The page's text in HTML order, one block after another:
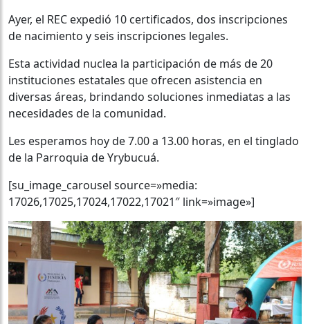
Ayer, el REC expedió 10 certificados, dos inscripciones
de nacimiento y seis inscripciones legales.
Esta actividad nuclea la participación de más de 20
instituciones estatales que ofrecen asistencia en
diversas áreas, brindando soluciones inmediatas a las
necesidades de la comunidad.
Les esperamos hoy de 7.00 a 13.00 horas, en el tinglado
de la Parroquia de Yrybucuá.
[su_image_carousel source=»media:
17026,17025,17024,17022,17021″ link=»image»]